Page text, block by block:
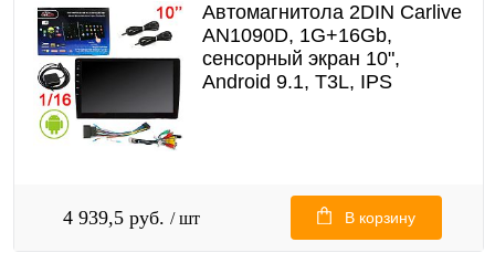
Автомагнитола 2DIN Carlive
AN1090D, 1G+16Gb,
сенсорный экран 10",
Android 9.1, T3L, IPS
4 939,5 руб. / шт В корзину